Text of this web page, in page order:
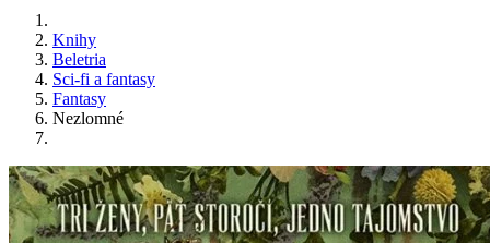
Knihy
Beletria
Sci-fi a fantasy
Fantasy
Nezlomné